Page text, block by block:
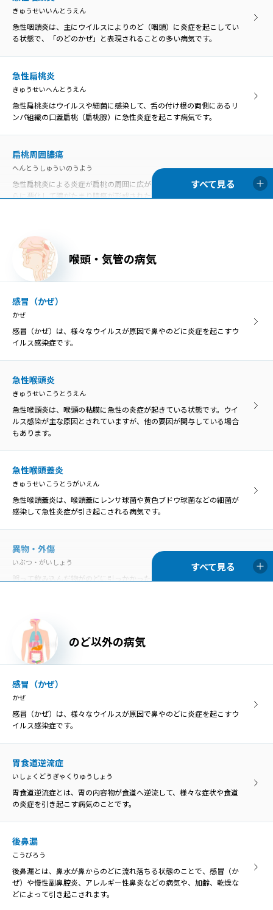
きゅうせいいんとうえん
急性咽頭炎は、主にウイルスによりのど（咽頭）に炎症を起こしてい
る状態で、「のどのかぜ」と表現されることの多い病気です。
急性扁桃炎
きゅうせいへんとうえん
急性扁桃炎はウイルスや細菌に感染して、舌の付け根の両側にあるリ
ンパ組織の口蓋扁桃（扁桃腺）に急性炎症を起こす病気です。
扁桃周囲膿瘍
へんとうしゅういのうよう
急性扁桃炎による炎症が扁桃の周囲に広がったものを扁桃周囲炎、さ
らに悪化して膿がたまり膿瘍が形成された状態を扁桃周囲膿瘍といい
口内炎
こうないえん
口内炎は、口の中の粘膜に炎症を起こす病気の総称です。口の中の痛
みや不快感が主な症状です。
いぶつ・がいしょう
い、異物によってのどが傷つくと、膿がたまって感染を引き起こす原
因になることがあります。
口腔乾燥症
こうくうかんそうしょう
ドライマウスとも呼ばれています。
いしょくどうぎゃくりゅうしょう
の炎症を引き起こす病気のことです。
まんせいいんとうえん
慢性扁桃炎
まんせいへんとうえん
慢性扁桃炎は、扁桃の炎症が3カ月以上長期的に残ってしまう病気
で、症状が落ち着いている「慢性期」と急激に悪化する「急性増悪
期」に分けられます。
のどの違和感や異物感、閉塞感、圧迫感などを咽喉頭異常感と呼び、
原因がはっきり分かるものと、明らかな原因がないものに分けられま
す。
いんこうとうえん
口腔や鼻腔の奥にある咽頭と、首の真ん中あたりにある喉頭の両方で
炎症が起きることを咽喉頭炎といいます。
喉頭・気管の病気
感冒（かぜ）
かぜ
感冒（かぜ）は、様々なウイルスが原因で鼻やのどに炎症を起こすウ
イルス感染症です。
急性喉頭炎
きゅうせいこうとうえん
急性喉頭炎は、喉頭の粘膜に急性の炎症が起きている状態です。ウイ
ルス感染が主な原因とされていますが、他の要因が関与している場合
もあります。
急性喉頭蓋炎
きゅうせいこうとうがいえん
急性喉頭蓋炎は、喉頭蓋にレンサ球菌や黄色ブドウ球菌などの細菌が
感染して急性炎症が引き起こされる病気です。
異物・外傷
いぶつ・がいしょう
誤って飲み込んだ物がのどに引っかかった状態を「咽頭異物」とい
胃食道逆流症
いしょくどうぎゃくりゅうしょう
胃食道逆流症とは、胃の内容物が食道へ逆流して、様々な症状や食道
の炎症を引き起こす病気のことです。
咽喉頭異常感症
いんこうとういじょうかんしょう
のどの違和感や異物感、閉塞感、圧迫感などを咽喉頭異常感と呼び、
原因がはっきり分かるものと、明らかな原因がないものに分けられま
す。
咽喉頭炎
いんこうとうえん
口腔や鼻腔の奥にある咽頭と、首の真ん中あたりにある喉頭の両方で
炎症が起きることを咽喉頭炎といいます。
声帯麻痺
せいたいまひ
のど以外の病気
感冒（かぜ）
かぜ
感冒（かぜ）は、様々なウイルスが原因で鼻やのどに炎症を起こすウ
イルス感染症です。
胃食道逆流症
いしょくどうぎゃくりゅうしょう
胃食道逆流症とは、胃の内容物が食道へ逆流して、様々な症状や食道
の炎症を引き起こす病気のことです。
後鼻漏
こうびろう
後鼻漏とは、鼻水が鼻からのどに流れ落ちる状態のことで、感冒（か
ぜ）や慢性副鼻腔炎、アレルギー性鼻炎などの病気や、加齢、乾燥な
どによって引き起こされます。